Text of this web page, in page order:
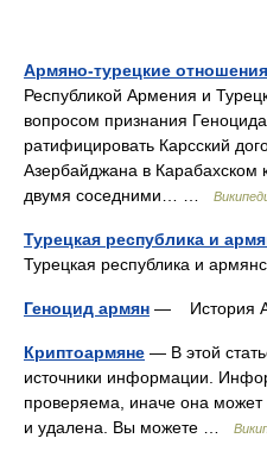
Армяно-турецкие отношения
Республикой Армения и
вопросом признания
ратифицировать Карсский
Азербайджана в Карабахском
двумя соседними… …
Турецкая республика и
Турецкая республика и
Геноцид армян — История
Криптоармяне — В этой
источники информации.
проверяема, иначе она
и удалена. Вы можете …